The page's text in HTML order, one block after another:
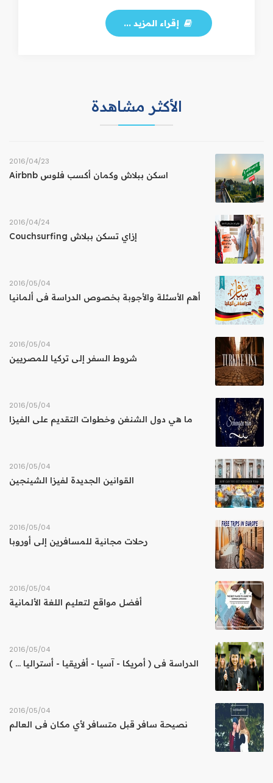
إقراء المزيد ...
الأكثر مشاهدة
23‏/04‏/2016
اسكن ببلاش وكمان أكسب فلوس Airbnb
24‏/04‏/2016
إزاي تسكن ببلاش Couchsurfing
04‏/05‏/2016
أهم الأسئلة والأجوبة بخصوص الدراسة فى ألمانيا
04‏/05‏/2016
شروط السفر إلى تركيا للمصريين
04‏/05‏/2016
ما هي دول الشنغن وخطوات التقديم على الفيزا
04‏/05‏/2016
القوانين الجديدة لفيزا الشينجين
04‏/05‏/2016
رحلات مجانية للمسافرين إلى أوروبا
04‏/05‏/2016
أفضل مواقع لتعليم اللغة الألمانية
04‏/05‏/2016
الدراسة فى ( أمريكا - آسيا - أفريقيا - أستراليا ... )
04‏/05‏/2016
نصيحة سافر قبل متسافر لأي مكان فى العالم